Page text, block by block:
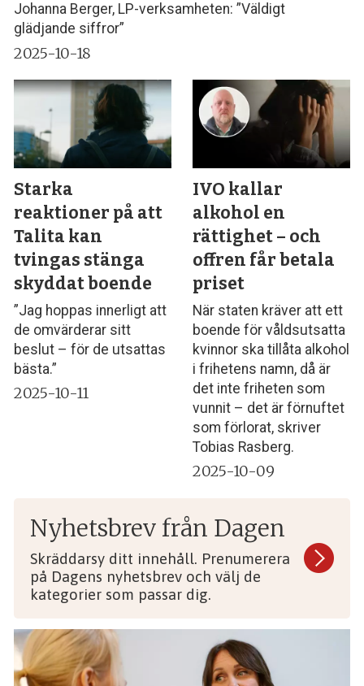
Johanna Berger, LP-verksamheten: ”Väldigt
glädjande siffror”
2025-10-18
Starka
reaktioner på att
Talita kan
tvingas stänga
skyddat boende
”Jag hoppas innerligt att
de omvärderar sitt
beslut – för de utsattas
bästa.”
2025-10-11
IVO kallar
alkohol en
rättighet – och
offren får betala
priset
När staten kräver att ett
boende för våldsutsatta
kvinnor ska tillåta alkohol
i frihetens namn, då är
det inte friheten som
vunnit – det är förnuftet
som förlorat, skriver
Tobias Rasberg.
2025-10-09
Nyhetsbrev från Dagen
Skräddarsy ditt innehåll. Prenumerera
på Dagens nyhetsbrev och välj de
kategorier som passar dig.